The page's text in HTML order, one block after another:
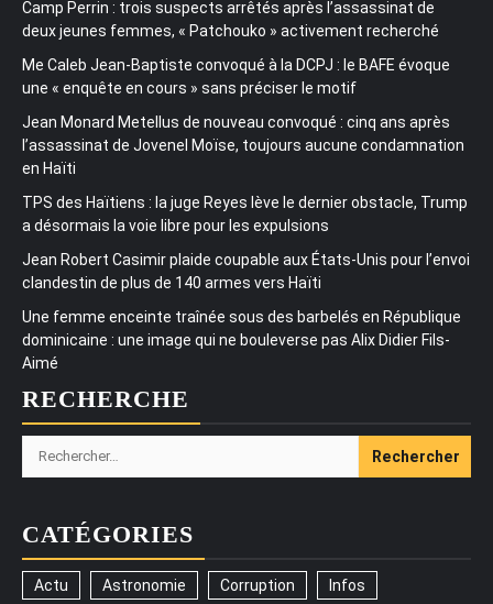
Camp Perrin : trois suspects arrêtés après l’assassinat de
deux jeunes femmes, « Patchouko » activement recherché
Me Caleb Jean-Baptiste convoqué à la DCPJ : le BAFE évoque
une « enquête en cours » sans préciser le motif
Jean Monard Metellus de nouveau convoqué : cinq ans après
l’assassinat de Jovenel Moïse, toujours aucune condamnation
en Haïti
TPS des Haïtiens : la juge Reyes lève le dernier obstacle, Trump
a désormais la voie libre pour les expulsions
Jean Robert Casimir plaide coupable aux États-Unis pour l’envoi
clandestin de plus de 140 armes vers Haïti
Une femme enceinte traînée sous des barbelés en République
dominicaine : une image qui ne bouleverse pas Alix Didier Fils-
Aimé
RECHERCHE
Rechercher :
CATÉGORIES
Actu Astronomie Corruption Infos